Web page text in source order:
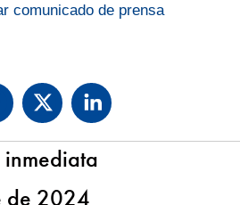
comunicado de prensa
de 2024